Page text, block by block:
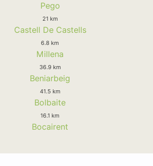
Pego
21 km
Castell De Castells
6.8 km
Millena
36.9 km
Beniarbeig
41.5 km
Bolbaite
16.1 km
Bocairent